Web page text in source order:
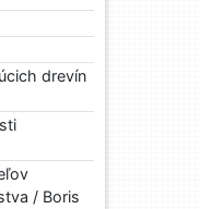
drevín
/ Boris